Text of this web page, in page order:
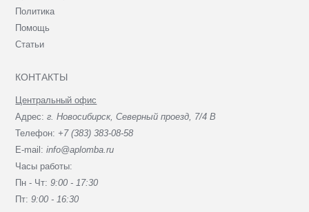
Политика
Помощь
Статьи
КОНТАКТЫ
Центральный офис
Адрес:г. Новосибирск, Северный проезд, 7/4 В
Телефон: +7 (383) 383-08-58
E-mail:info@aplomba.ru
Часы работы:
Пн - Чт:9:00 - 17:30
Пт:9:00 - 16:30